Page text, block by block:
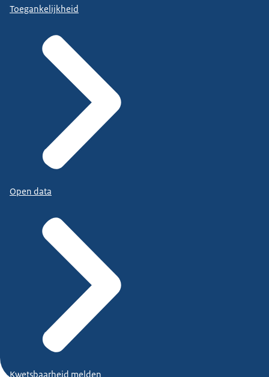
Toegankelijkheid
Open data
Kwetsbaarheid melden